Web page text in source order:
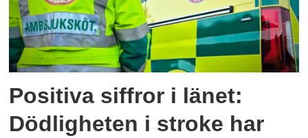
Positiva siffror i länet:
Dödligheten i stroke har